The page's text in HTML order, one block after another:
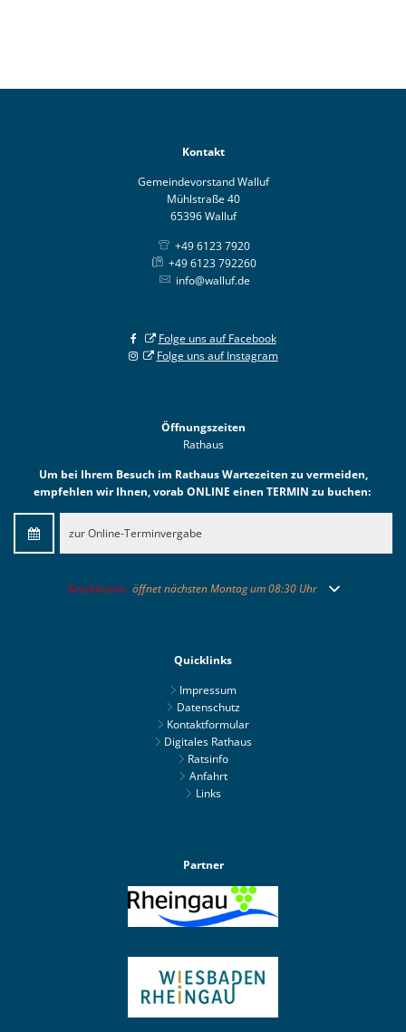
Kontakt
Gemeindevorstand Walluf
Mühlstraße 40
65396 Walluf
+49 6123 7920
+49 6123 792260
info@walluf.de
Folge uns auf Facebook
Folge uns auf Instagram
Öffnungszeiten
Rathaus
Um bei Ihrem Besuch im Rathaus Wartezeiten zu vermeiden,
empfehlen wir Ihnen, vorab ONLINE einen TERMIN zu buchen:
zur Online-Terminvergabe
Klicken, um weitere Öffnungs- oder Schließzeiten auszublenden
Geschlossen: öffnet nächsten Montag um 08:30 Uhr
Quicklinks
Impressum
Datenschutz
Kontaktformular
Digitales Rathaus
Ratsinfo
Anfahrt
Links
Partner